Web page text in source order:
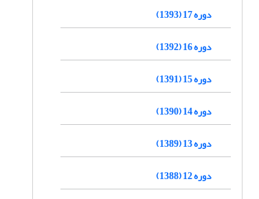
دوره 17 (1393)
دوره 16 (1392)
دوره 15 (1391)
دوره 14 (1390)
دوره 13 (1389)
دوره 12 (1388)